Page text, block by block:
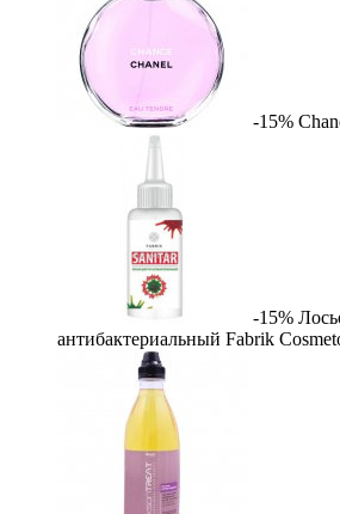
-15%
-15%
антибактериальный Fabrik